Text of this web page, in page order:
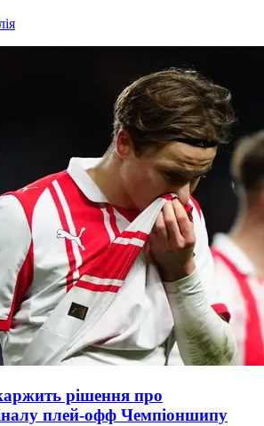
рішення про
плей-офф Чемпіоншипу